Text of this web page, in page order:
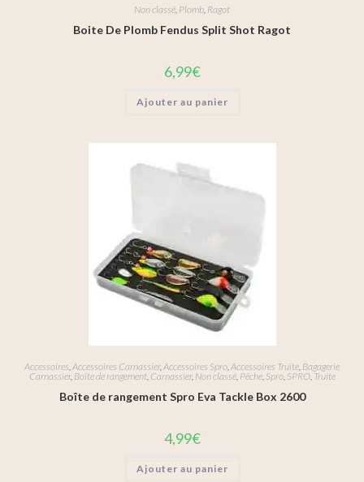
Non classé, Plomb, Ragot
Boite De Plomb Fendus Split Shot Ragot
6,99€
Ajouter au panier
Accessoires Accessoires Carnassier, Accessoires Spro Accessoires Truite Bagagerie
Carnassier, Boîte de rangement, Carnassier, Non classé, Pêche, Spro, SPRO, Truite
Boîte de rangement Spro Eva Tackle Box 2600
4,99€
Ajouter au panier